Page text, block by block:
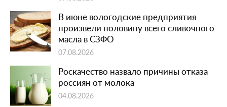
В июне вологодские предприятия
произвели половину всего сливочного
масла в СЗФО
07.08.2026
Роскачество назвало причины отказа
россиян от молока
04.08.2026